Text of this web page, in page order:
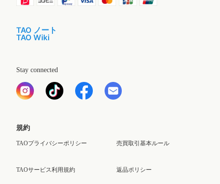
TAO ノート
TAO Wiki
Stay connected
規約
TAOプライバシーポリシー
TAOサービス利用規約
売買取引基本ルール
返品ポリシー